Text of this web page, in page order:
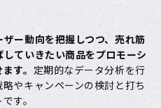
ー動向を把握しつつ、売れ筋
ていきたい商品をプロモーシ
す。 定期的なデータ分析を行
やキャンペーンの検討と打ち
す。